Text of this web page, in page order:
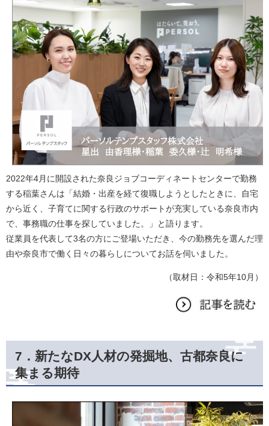
2022年4月に開設された奈良ジョブコーディネートセンターで勤務
する稲葉さんは「結婚・出産を経て復職しようとしたときに、自宅
から近く、子育てに関する行政のサポートが充実している奈良市内
で、事務職の仕事を探していました。」と語ります。
従業員を代表して3名の方にご登場いただき、今の勤務先を選んだ理
由や奈良市で働く日々の暮らしについてお話を伺いました。
​（取材日：令和5年10月）
7． 新たなDX人材の発掘地、古都奈良に
集まる期待